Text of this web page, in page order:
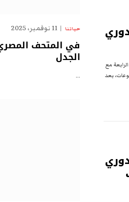
مع
2023-2024 لدور المجموعات، بعد
حياتنا 11 نوفمبر، 2025
في المتحف
الجدل
…